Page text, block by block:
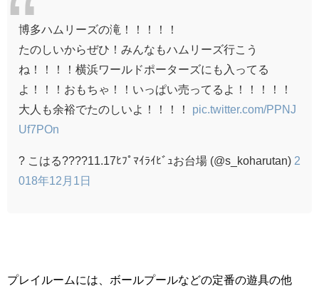
博多ハムリーズの滝！！！！！
たのしいからぜひ！みんなもハムリーズ行こう
ね！！！！横浜ワールドポーターズにも入ってる
よ！！！おもちゃ！！いっぱい売ってるよ！！！！！
大人も余裕でたのしいよ！！！！ pic.twitter.com/PPNJ
Uf7POn
? こはる????11.17ﾋﾌﾟﾏｲﾗｲﾋﾞｭお台場 (@s_koharutan) 2
018年12月1日
プレイルームには、ボールプールなどの定番の遊具の他